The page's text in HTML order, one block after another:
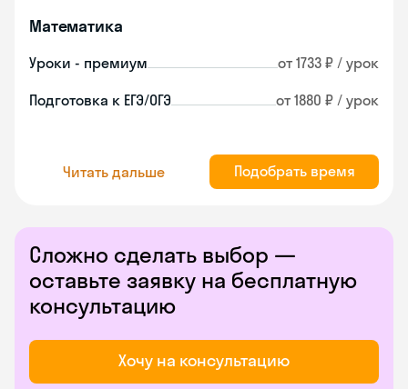
Математика
Уроки - премиум от 1733 ₽ / урок
Подготовка к ЕГЭ/ОГЭ от 1880 ₽ / урок
Читать дальше Подобрать время
Сложно сделать выбор —
оставьте заявку на бесплатную
консультацию
Хочу на консультацию